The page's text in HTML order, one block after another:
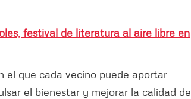
festival de literatura al aire libre en
el que cada vecino puede aportar
el bienestar y mejorar la calidad de